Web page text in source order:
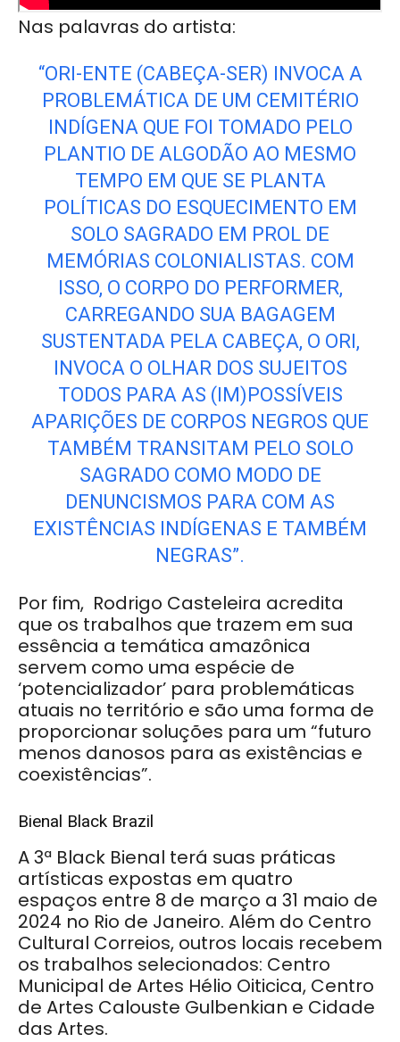
Nas palavras do artista:
“ORI-ENTE (CABEÇA-SER) INVOCA A
PROBLEMÁTICA DE UM CEMITÉRIO
INDÍGENA QUE FOI TOMADO PELO
PLANTIO DE ALGODÃO AO MESMO
TEMPO EM QUE SE PLANTA
POLÍTICAS DO ESQUECIMENTO EM
SOLO SAGRADO EM PROL DE
MEMÓRIAS COLONIALISTAS. COM
ISSO, O CORPO DO PERFORMER,
CARREGANDO SUA BAGAGEM
SUSTENTADA PELA CABEÇA, O ORI,
INVOCA O OLHAR DOS SUJEITOS
TODOS PARA AS (IM)POSSÍVEIS
APARIÇÕES DE CORPOS NEGROS QUE
TAMBÉM TRANSITAM PELO SOLO
SAGRADO COMO MODO DE
DENUNCISMOS PARA COM AS
EXISTÊNCIAS INDÍGENAS E TAMBÉM
NEGRAS”.
Por fim, Rodrigo Casteleira acredita
que os trabalhos que trazem em sua
essência a temática amazônica
servem como uma espécie de
‘potencializador’ para problemáticas
atuais no território e são uma forma de
proporcionar soluções para um “futuro
menos danosos para as existências e
coexistências”.
Bienal Black Brazil
A 3ª Black Bienal terá suas práticas
artísticas expostas em quatro
espaços entre 8 de março a 31 maio de
2024 no Rio de Janeiro. Além do Centro
Cultural Correios, outros locais recebem
os trabalhos selecionados: Centro
Municipal de Artes Hélio Oiticica, Centro
de Artes Calouste Gulbenkian e Cidade
das Artes.